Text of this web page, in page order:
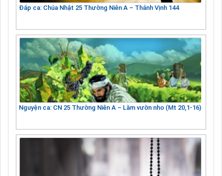
Đáp ca: Chúa Nhật 25 Thường Niên A – Thánh Vịnh 144
Nguyện ca: CN 25 Thường Niên A – Làm vườn nho (Mt 20,1-16)